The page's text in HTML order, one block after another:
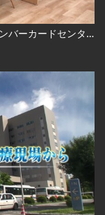
『暮らしを支える便利な施設！ 札幌マイナンバーカードセンター』